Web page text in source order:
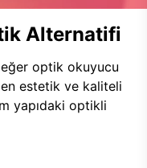
Alternatifi
optik okuyucu
estetik ve kaliteli
yapıdaki optikli